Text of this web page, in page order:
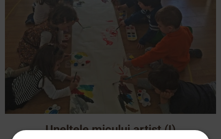
Uneltele micului artist (I)